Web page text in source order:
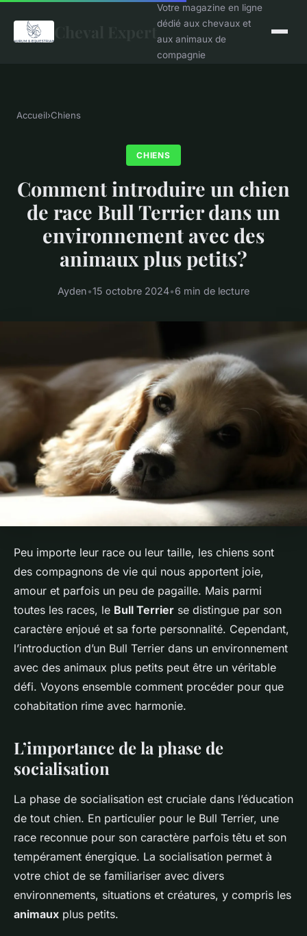
Votre magazine en ligne
dédié aux chevaux et
aux animaux de
compagnie
Accueil›Chiens
CHIENS
Comment introduire un chien
de race Bull Terrier dans un
environnement avec des
animaux plus petits?
Ayden•15 octobre 2024•6 min de lecture
Peu importe leur race ou leur taille, les chiens sont
des compagnons de vie qui nous apportent joie,
amour et parfois un peu de pagaille. Mais parmi
toutes les races, le Bull Terrier se distingue par son
caractère enjoué et sa forte personnalité. Cependant,
l’introduction d’un Bull Terrier dans un environnement
avec des animaux plus petits peut être un véritable
défi. Voyons ensemble comment procéder pour que
cohabitation rime avec harmonie.
L’importance de la phase de
socialisation
La phase de socialisation est cruciale dans l’éducation
de tout chien. En particulier pour le Bull Terrier, une
race reconnue pour son caractère parfois têtu et son
tempérament énergique. La socialisation permet à
votre chiot de se familiariser avec divers
environnements, situations et créatures, y compris les
animaux plus petits.